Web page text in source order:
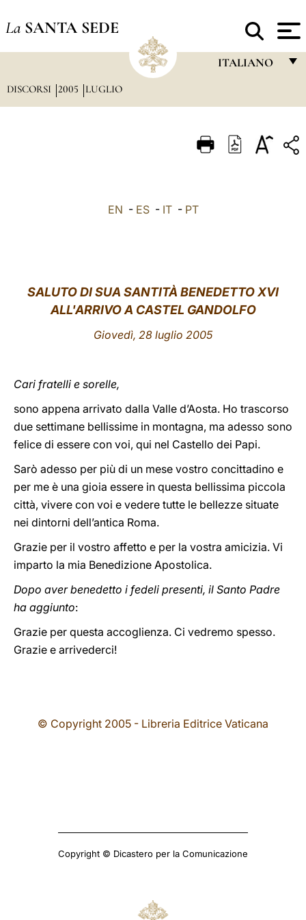
La SANTA SEDE
ITALIANO
ITALIANO
中文
DISCORSI 2005 LUGLIO
EN - ES- IT- PT
SALUTO DI SUA SANTITÀ BENEDETTO XVI
ALL'ARRIVO A CASTEL GANDOLFO
Giovedì, 28 luglio 2005
Cari fratelli e sorelle,
sono appena arrivato dalla Valle d’Aosta. Ho trascorso
due settimane bellissime in montagna, ma adesso sono
felice di essere con voi, qui nel Castello dei Papi.
Sarò adesso per più di un mese vostro concittadino e
per me è una gioia essere in questa bellissima piccola
città, vivere con voi e vedere tutte le bellezze situate
nei dintorni dell’antica Roma.
Grazie per il vostro affetto e per la vostra amicizia. Vi
imparto la mia Benedizione Apostolica.
Dopo aver benedetto i fedeli presenti, il Santo Padre
ha aggiunto:
Grazie per questa accoglienza. Ci vedremo spesso.
Grazie e arrivederci!
© Copyright 2005 - Libreria Editrice Vaticana
Copyright © Dicastero per la Comunicazione